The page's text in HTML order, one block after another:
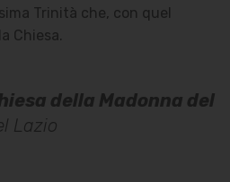
Trinità che, con quel
Chiesa.
della Madonna del
Lazio